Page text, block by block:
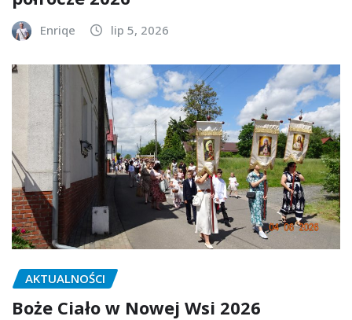
Enriqe lip 5, 2026
AKTUALNOŚCI
Boże Ciało w Nowej Wsi 2026